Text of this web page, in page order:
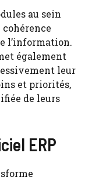
au sein
l’information.
également
leur
et priorités,
de leurs
ERP